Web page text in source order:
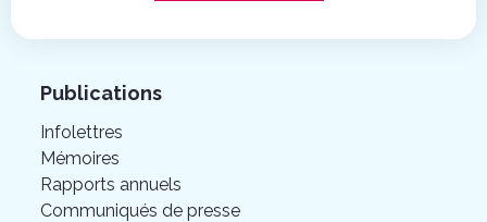
Publications
Infolettres
Mémoires
Rapports annuels
Communiqués de presse